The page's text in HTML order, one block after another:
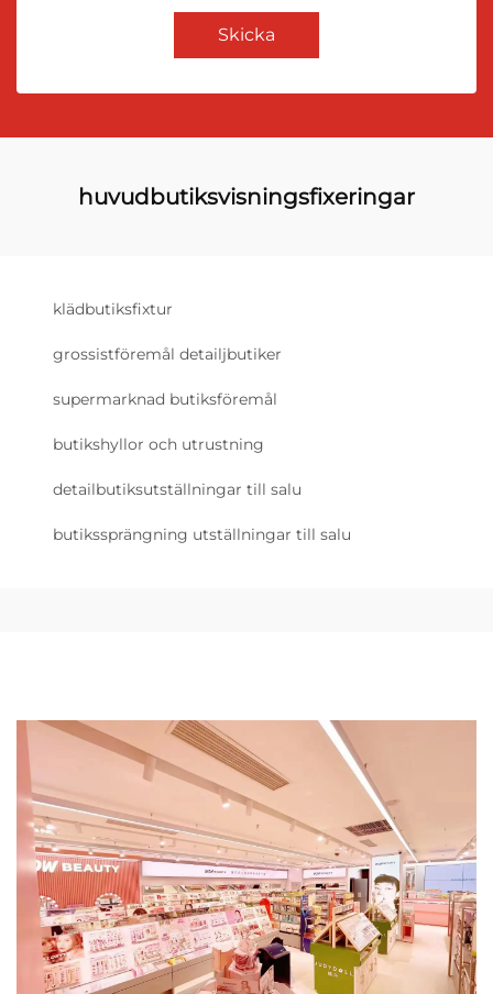
Skicka
huvudbutiksvisningsfixeringar
klädbutiksfixtur
grossistföremål detailjbutiker
supermarknad butiksföremål
butikshyllor och utrustning
detailbutiksutställningar till salu
butikssprängning utställningar till salu